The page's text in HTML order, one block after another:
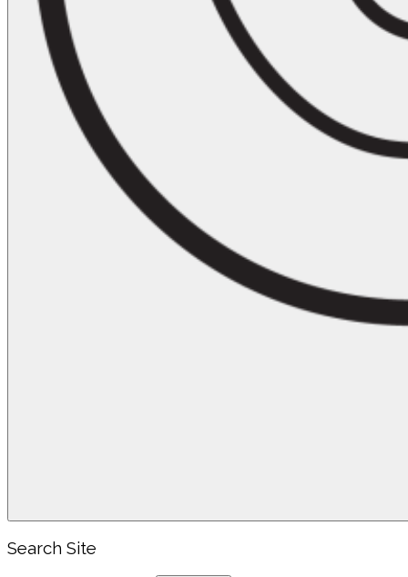
Search Site